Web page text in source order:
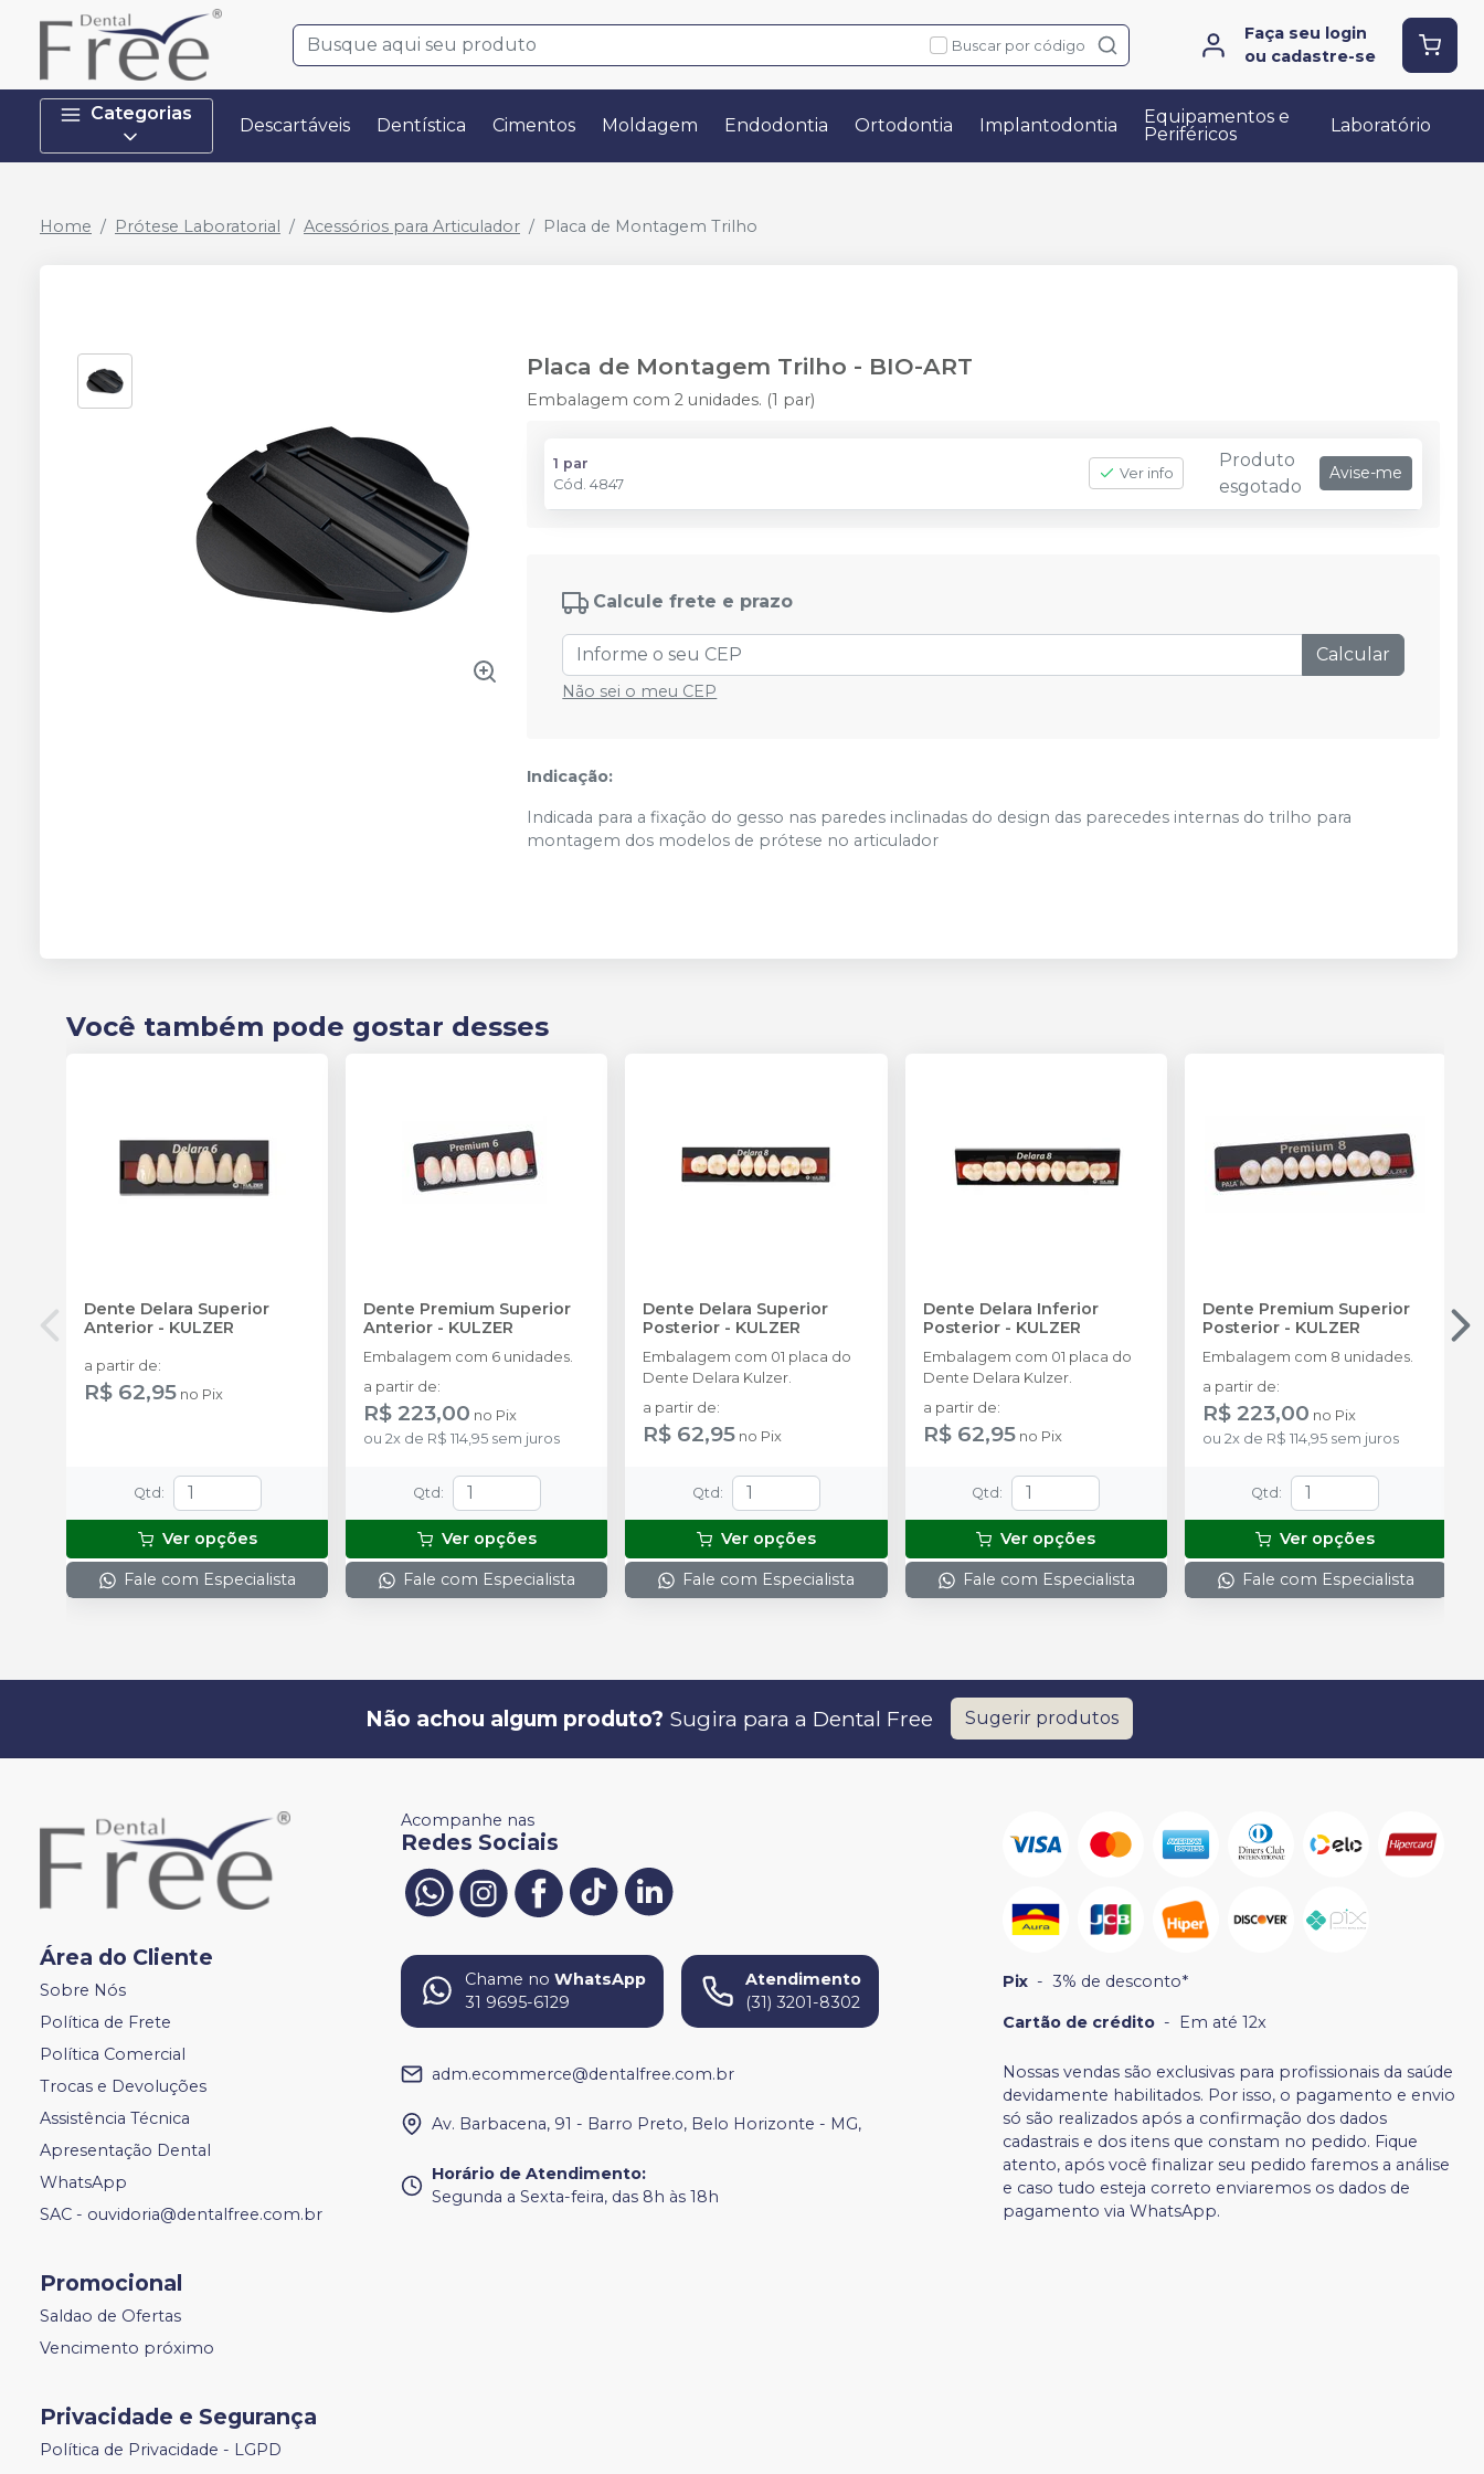
Buscar por código
Faça seu login
ou cadastre-se
Categorias
Descartáveis Dentística Cimentos Moldagem Endodontia Ortodontia Implantodontia
Equipamentos e
Periféricos
Laboratório
Home Prótese Laboratorial Acessórios para Articulador Placa de Montagem Trilho
Placa de Montagem Trilho - BIO-ART
Embalagem com 2 unidades. (1 par)
1 par
Cód.4847
Ver info
Produto
esgotado
Avise-me
Calcule frete e prazo
Calcular
Não sei o meu CEP
Indicação:
Indicada para a fixação do gesso nas paredes inclinadas do design das parecedes internas do trilho para
montagem dos modelos de prótese no articulador
Você também pode gostar desses
Dente Delara Superior
Anterior - KULZER
a partir de:
R$ 62,95 no Pix
Qtd :
Ver opções
Fale com Especialista
Dente Premium Superior
Anterior - KULZER
Embalagem com 6 unidades.
a partir de:
R$ 223,00 no Pix
ou 2x de R$ 114,95 sem juros
Qtd :
Ver opções
Fale com Especialista
Dente Delara Superior
Posterior - KULZER
Embalagem com 01 placa do
Dente Delara Kulzer.
a partir de:
R$ 62,95 no Pix
Qtd :
Ver opções
Fale com Especialista
Dente Delara Inferior
Posterior - KULZER
Embalagem com 01 placa do
Dente Delara Kulzer.
a partir de:
R$ 62,95 no Pix
Qtd :
Ver opções
Fale com Especialista
Dente Premium Superior
Posterior- KULZER
Embalagem com 8 unidades.
a partir de:
R$ 223,00 no Pix
ou 2x de R$ 114,95 sem juros
Qtd :
Ver opções
Fale com Especialista
Não achou algum produto? Sugira para a Dental Free Sugerir produtos
Área do Cliente
Sobre Nós
Política de Frete
Política Comercial
Trocas e Devoluções
Assistência Técnica
Apresentação Dental
WhatsApp
SAC - ouvidoria@dentalfree.com.br
Promocional
Saldao de Ofertas
Vencimento próximo
Privacidade e Segurança
Política de Privacidade - LGPD
Acompanhe nas
Redes Sociais
Chame no WhatsApp
31 9695-6129
Atendimento
(31) 3201-8302
adm.ecommerce@dentalfree.com.br
Av. Barbacena, 91 - Barro Preto, Belo Horizonte - MG,
Horário de Atendimento:
Segunda a Sexta-feira, das 8h às 18h
Pix - 3% de desconto*
Cartão de crédito - Em até 12x
Nossas vendas são exclusivas para profissionais da saúde
devidamente habilitados. Por isso, o pagamento e envio
só são realizados após a confirmação dos dados
cadastrais e dos itens que constam no pedido. Fique
atento, após você finalizar seu pedido faremos a análise
e caso tudo esteja correto enviaremos os dados de
pagamento via WhatsApp.